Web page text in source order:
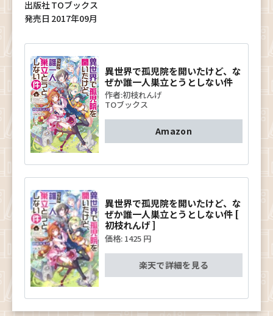
出版社TOブックス
発売日 2017年09月
異世界で孤児院を開いたけど、な
ぜか誰一人巣立とうとしない件
作者:初枝れんげ
TOブックス
Amazon
異世界で孤児院を開いたけど、な
ぜか誰一人巣立とうとしない件 [
初枝れんげ ]
価格: 1425 円
楽天で詳細を見る